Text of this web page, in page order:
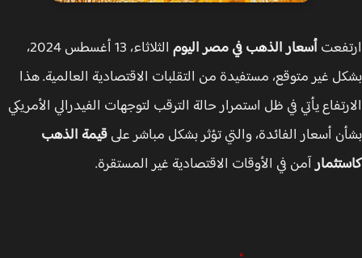
أسعار الذهب في مصر اليوم
الثلاثاء، 13 أغسطس 2024،
غير متوقع، مستفيدة من التقلبات الاقتصادية العالمية. هذا
يأتي في ظل استمرار حالة الترقب لتوجهات الفيدرالي الأمريكي
أسعار الفائدة، والتي تؤثر بشكل مباشر علىقيمة الذهب
آمن في الأوقات الاقتصادية غير المستقرة.